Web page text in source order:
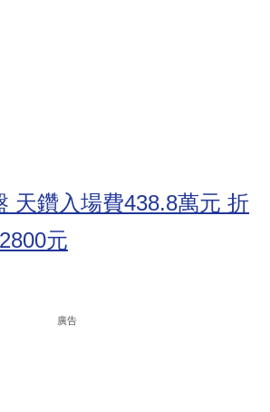
天鑽入場費438.8萬元 折
元
廣告